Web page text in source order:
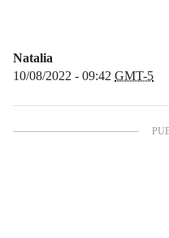
Natalia
10/08/2022 - 09:42 GMT-5